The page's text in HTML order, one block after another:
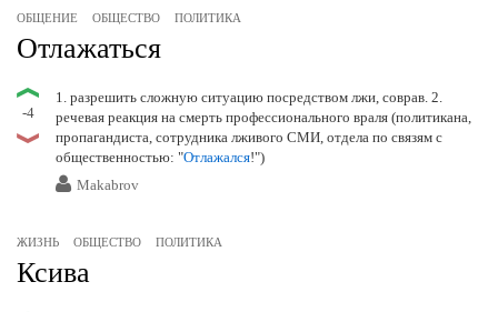
ОБЩЕНИЕ ОБЩЕСТВО ПОЛИТИКА
Отлажаться
-4
1. разрешить сложную ситуацию посредством лжи, соврав. 2.
речевая реакция на смерть профессионального враля (политикана,
пропагандиста, сотрудника лживого СМИ, отдела по связям с
общественностью: "Отлажался!")
Makabrov
ЖИЗНЬ ОБЩЕСТВО ПОЛИТИКА
Ксива